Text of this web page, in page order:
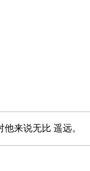
来说无比 遥远。